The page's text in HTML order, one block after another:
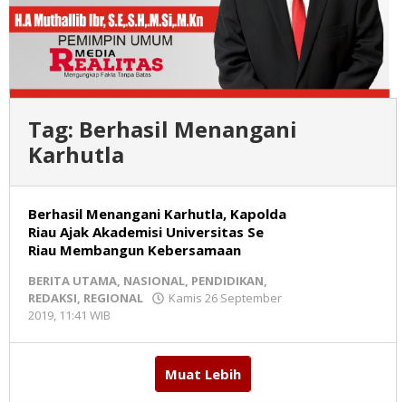
Tag: Berhasil Menangani
Karhutla
Berhasil Menangani Karhutla, Kapolda
Riau Ajak Akademisi Universitas Se
Riau Membangun Kebersamaan
BERITA UTAMA, NASIONAL, PENDIDIKAN,
REDAKSI, REGIONAL
Kamis 26 September
2019, 11:41 WIB
Muat Lebih